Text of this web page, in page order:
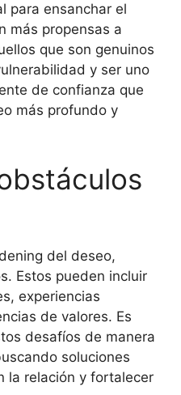
para ensanchar el
más propensas a
que son genuinos
y ser uno
de confianza que
más profundo y
del deseo,
Estos pueden incluir
experiencias
de valores. Es
desafíos de manera
soluciones
la relación y fortalecer